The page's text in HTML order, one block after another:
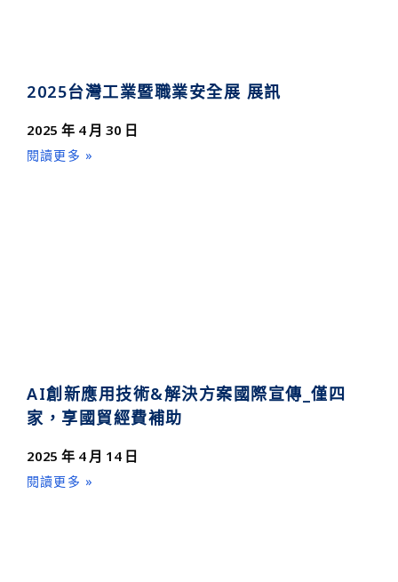
2025台灣工業暨職業安全展 展訊
2025 年 4 月 30 日
閱讀更多 »
AI創新應用技術&解決方案國際宣傳_僅四
家，享國貿經費補助
2025 年 4 月 14 日
閱讀更多 »